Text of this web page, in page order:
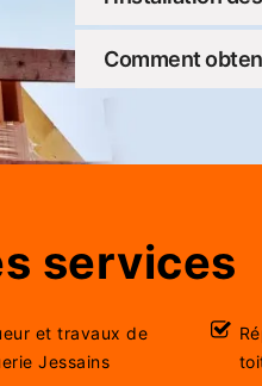
Comment
services
et travaux de
Jessains